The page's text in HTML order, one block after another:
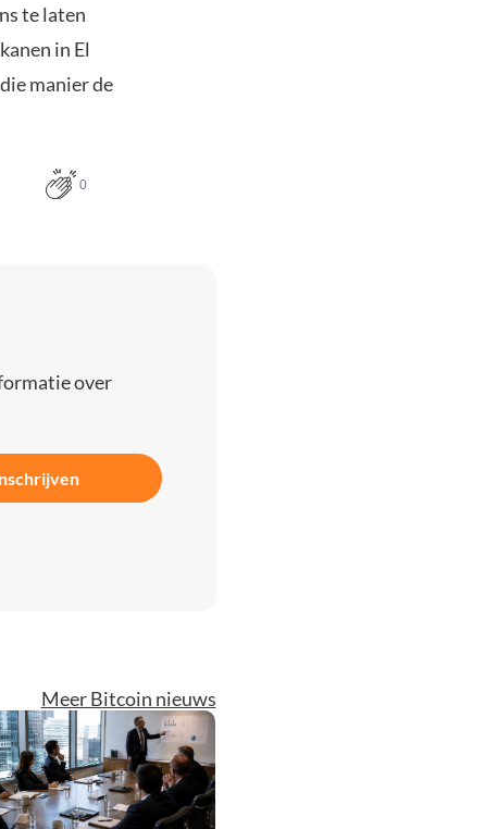
te laten
in El
manier de
0
over
Meer Bitcoin nieuws